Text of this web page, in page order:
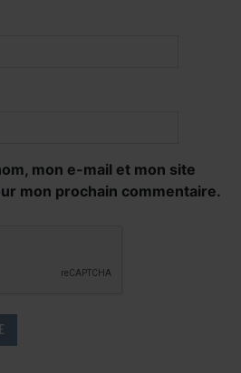
mon e-mail et mon site
mon prochain commentaire.